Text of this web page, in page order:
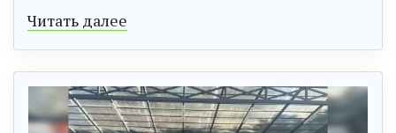
Читать далее